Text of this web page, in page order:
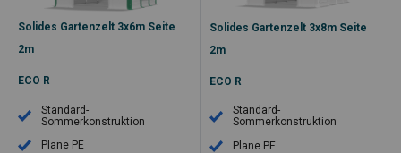
Solides Gartenzelt 3x6m Seite
2m
ECO R
Standard-
Sommerkonstruktion
Plane PE
Solides Gartenzelt 3x8m Seite
2m
ECO R
Standard-
Sommerkonstruktion
Plane PE